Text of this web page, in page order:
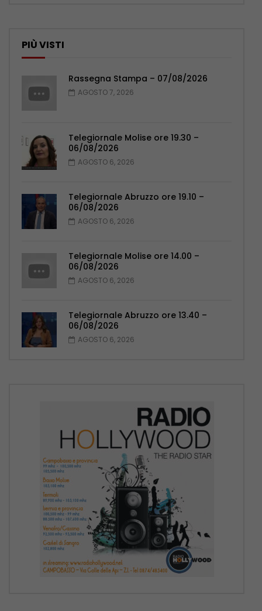
PIÙ VISTI
Rassegna Stampa – 07/08/2026
AGOSTO 7, 2026
Telegiornale Molise ore 19.30 –
06/08/2026
AGOSTO 6, 2026
Telegiornale Abruzzo ore 19.10 –
06/08/2026
AGOSTO 6, 2026
Telegiornale Molise ore 14.00 –
06/08/2026
AGOSTO 6, 2026
Telegiornale Abruzzo ore 13.40 –
06/08/2026
AGOSTO 6, 2026